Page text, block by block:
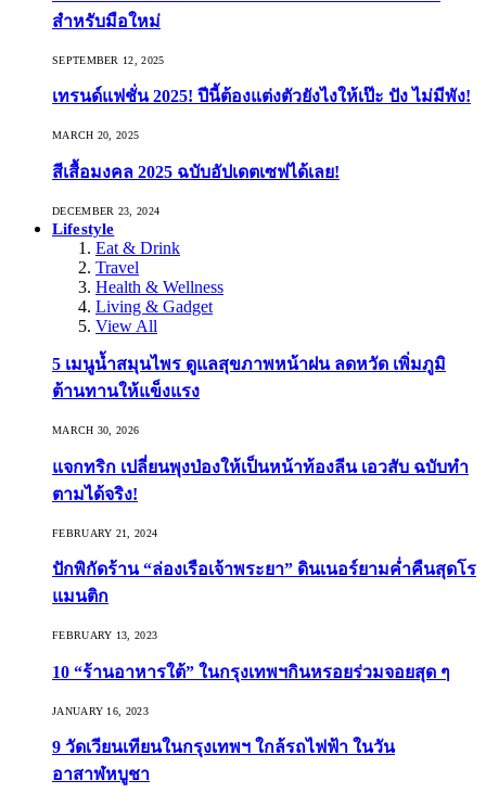
สำหรับมือใหม่
SEPTEMBER 12, 2025
เทรนด์แฟชั่น 2025! ปีนี้ต้องแต่งตัวยังไงให้เป๊ะ ปัง ไม่มีพัง!
MARCH 20, 2025
สีเสื้อมงคล 2025 ฉบับอัปเดตเซฟได้เลย!
DECEMBER 23, 2024
Lifestyle
Eat & Drink
Travel
Health & Wellness
Living & Gadget
View All
5 เมนูน้ำสมุนไพร ดูแลสุขภาพหน้าฝน ลดหวัด เพิ่มภูมิ
ต้านทานให้แข็งแรง
MARCH 30, 2026
แจกทริก เปลี่ยนพุงป่องให้เป็นหน้าท้องลีน เอวสับ ฉบับทำ
ตามได้จริง!
FEBRUARY 21, 2024
ปักพิกัดร้าน “ล่องเรือเจ้าพระยา” ดินเนอร์ยามค่ำคืนสุดโร
แมนติก
FEBRUARY 13, 2023
10 “ร้านอาหารใต้” ในกรุงเทพฯกินหรอยร่วมจอยสุด ๆ
JANUARY 16, 2023
9 วัดเวียนเทียนในกรุงเทพฯ ใกล้รถไฟฟ้า ในวัน
อาสาฬหบูชา